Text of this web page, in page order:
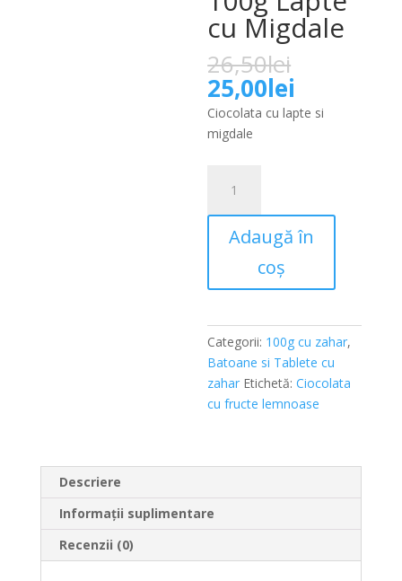
cu Migdale
26,50lei
a
fost:
25,00lei
curent
este:
Ciocolata cu lapte si
migdale
Tableta
100g
LapteAdaugă în
coș
Categorii: 100g cu zahar,
Batoane si Tablete cu
zahar Etichetă:Ciocolata
cu fructe lemnoase
Descriere
Informații suplimentare
Recenzii (0)